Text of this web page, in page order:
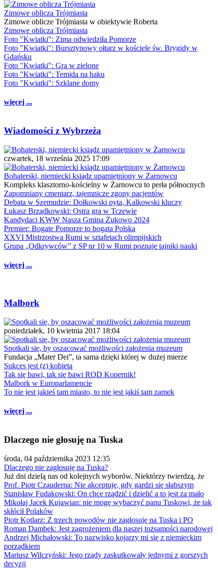
Zimowe oblicza Trójmiasta
Zimowe oblicze Trójmiasta w obiektywie Roberta
Zimowe oblicza Trójmiasta
Foto "Kwiatki": Zima odwiedziła Pomorze
Foto "Kwiatki": Bursztynowy ołtarz w kościele św. Brygidy w
Gdańsku
Foto "Kwiatki": Gra w zielone
Foto "Kwiatki": Temida na haku
Foto "Kwiatki": Szklane domy
więcej ...
Wiadomości z Wybrzeża
czwartek, 18 września 2025 17:09
Bohaterski, niemiecki ksiądz upamiętniony w Żarnowcu
Kompleks klasztorno-kościelny w Żarnowcu to perła północnych
Zapomniany cmentarz, tajemnicze zgony pacjentów
Debata w Szemudzie: Dołkowski pyta, Kalkowski kluczy
Łukasz Brządkowski: Ostra gra w Tczewie
Kandydaci KWW Nasza Gmina Żukowo 2024
Premier: Bogate Pomorze to bogata Polska
XXVI Mistrzostwa Rumi w sztafetach olimpijskich
Grupa „Odkrywców” z SP nr 10 w Rumi poznaje tajniki nauki
więcej ...
Malbork
poniedziałek, 10 kwietnia 2017 18:04
Spotkali się, by oszacować możliwości założenia muzeum
Fundacja „Mater Dei”, ta sama dzięki której w dużej mierze
Sukces jest (z) kobietą
Tak się bawi, tak się bawi ROD Kopernik!
Malbork w Europarlamencie
To nie jest jakieś tam miasto, to nie jest jakiś tam zamek
więcej ...
Dlaczego nie głosuję na Tuska
środa, 04 października 2023 12:35
Dlaczego nie zagłosuję na Tuska?
Już dni dzielą nas od kolejnych wyborów. Niektórzy twierdzą, że
Prof. Piotr Czauderna: Nie akceptuję, gdy gardzi się słabszym
Stanisław Fudakowski: On chce rządzić i dzielić a to jest za mało
Mikołaj Jacek Kujawian: nie mogę wybaczyć panu Tuskowi, że tak
skłócił Polaków
Piotr Kotlarz: Z trzech powodów nie zagłosuję na Tuska i PO
Roman Dambek: Jest zagrożeniem dla naszej tożsamości narodowej
Andrzej Michałowski: To nazwisko kojarzy mi się z niemieckim
porządkiem
Mariusz Wilczyński: Jego rządy zaskutkowały jednymi z gorszych
decyzji